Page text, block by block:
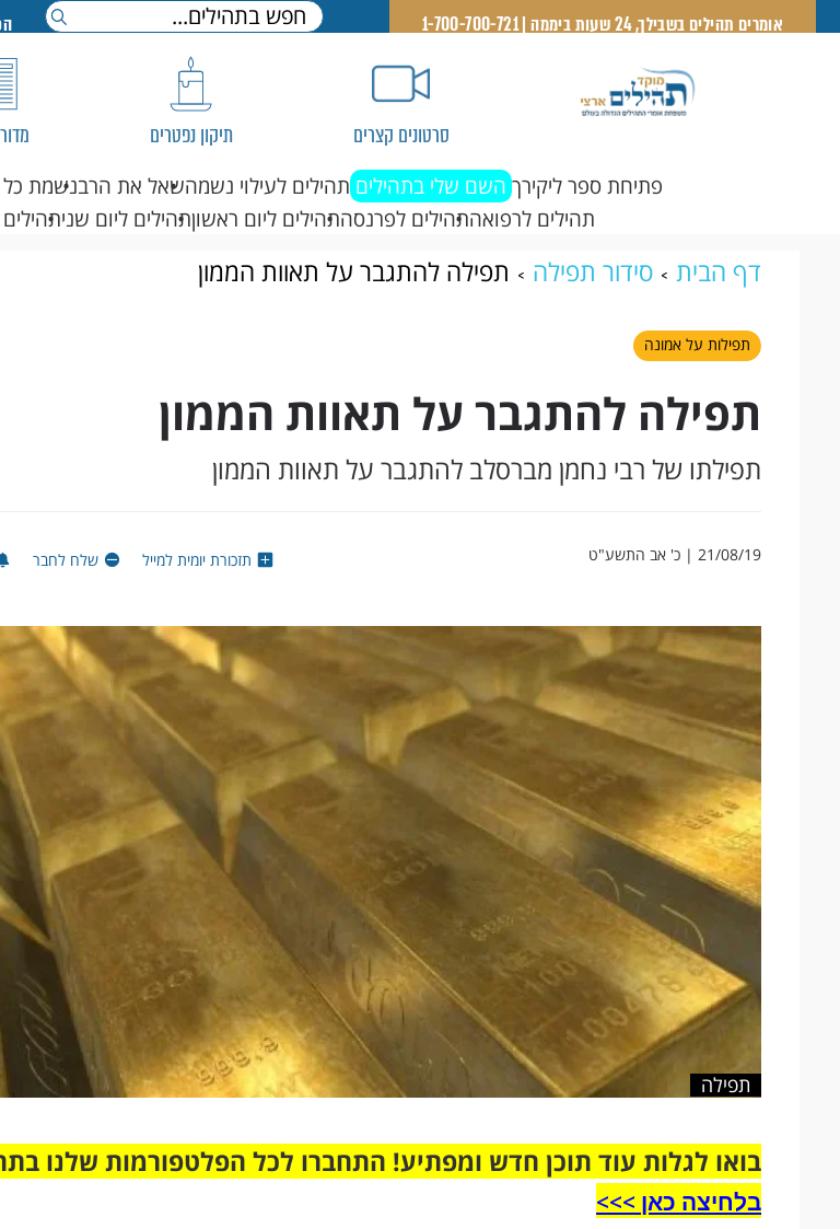
אומרים תהילים בשבילך, 24 שעות ביממה | 1-700-700-721
סרטונים קצרים תיקון נפטרים
פתיחת ספר ליקירך השם שלי בתהילים תהילים לעילוי נשמהשאל את הרבנשמת כל
תהילים לרפואהתהילים לפרנסהתהילים ליום ראשוןתהילים ליום שני
דף הבית סידור תפילה תפילה להתגבר על תאוות הממון
תפילות על אמונה
תפילה להתגבר על תאוות הממון
תפילתו של רבי נחמן מברסלב להתגבר על תאוות הממון
21/08/19 | כ' אב התשע"ט תזכורת יומית למייל שלח לחבר
תפילה
בואו לגלות עוד תוכן חדש ומפתיע! התחברו לכל הפלטפורמות שלנו
בלחיצה כאן >>>​